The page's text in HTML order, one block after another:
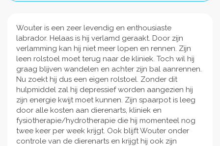
Wouter is een zeer levendig en enthousiaste
labrador. Helaas is hij verlamd geraakt. Door zijn
verlamming kan hij niet meer lopen en rennen. Zijn
leen rolstoel moet terug naar de kliniek. Toch wil hij
graag blijven wandelen en achter zijn bal aanrennen.
Nu zoekt hij dus een eigen rolstoel. Zonder dit
hulpmiddel zal hij depressief worden aangezien hij
zijn energie kwijt moet kunnen. Zijn spaarpot is leeg
door alle kosten aan dierenarts, kliniek en
fysiotherapie/hydrotherapie die hij momenteel nog
twee keer per week krijgt. Ook blijft Wouter onder
controle van de dierenarts en krijgt hij ook zijn